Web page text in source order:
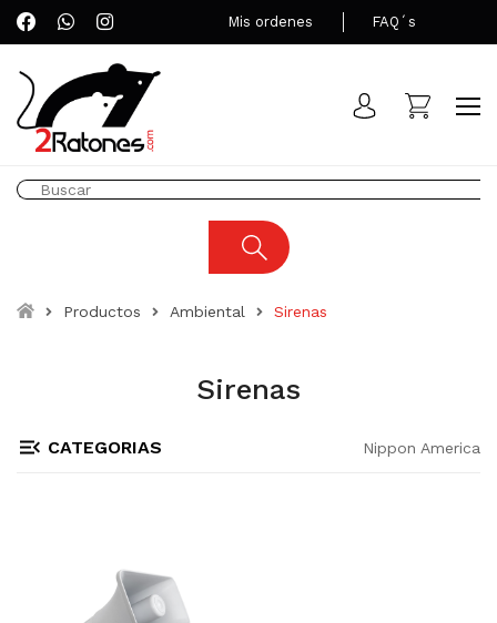
Mis ordenes FAQ´s
Productos Ambiental Sirenas
Sirenas
CATEGORIAS Nippon America